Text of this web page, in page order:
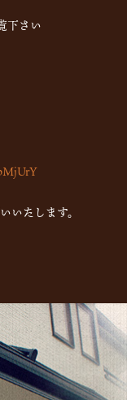
下さい
いたします。
l